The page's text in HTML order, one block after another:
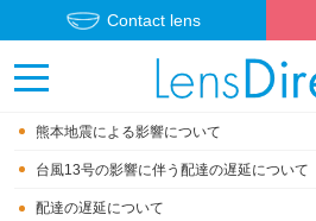
Contact lens
熊本地震による影響について
台風13号の影響に伴う配達の遅延について
配達の遅延について